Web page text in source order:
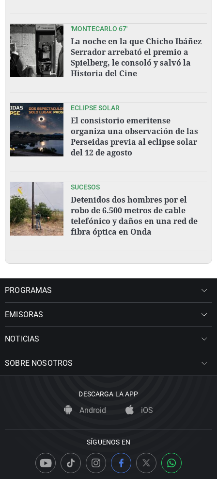
'MONTECARLO 67'
La noche en la que Chicho Ibáñez
Serrador arrebató el premio a
Spielberg, le consoló y salvó la
Historia del Cine
ECLIPSE SOLAR
El consistorio emeritense
organiza una observación de las
Perseidas previa al eclipse solar
del 12 de agosto
SUCESOS
Detenidos dos hombres por el
robo de 6.500 metros de cable
telefónico y daños en una red de
fibra óptica en Onda
PROGRAMAS
EMISORAS
NOTICIAS
SOBRE NOSOTROS
DESCARGA LA APP
Android iOS
SÍGUENOS EN